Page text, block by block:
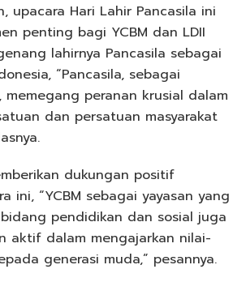
upacara Hari Lahir Pancasila ini
penting bagi YCBM dan LDII
lahirnya Pancasila sebagai
“Pancasila, sebagai
memegang peranan krusial dalam
dan persatuan masyarakat
dukungan positif
ini, “YCBM sebagai yayasan yang
pendidikan dan sosial juga
aktif dalam mengajarkan nilai-
generasi muda,” pesannya.